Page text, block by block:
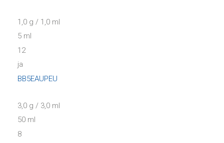
1,0 g / 1,0 ml
5 ml
12
ja
BB5EAUPEU
3,0 g / 3,0 ml
50 ml
8